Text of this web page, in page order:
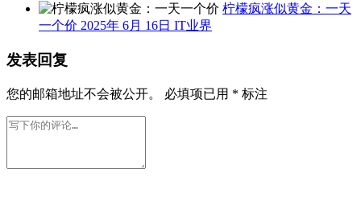
柠檬疯涨似黄金：一天
一个价 2025年 6月 16日 IT业界
发表回复
您的邮箱地址不会被公开。 必填项已用 * 标注